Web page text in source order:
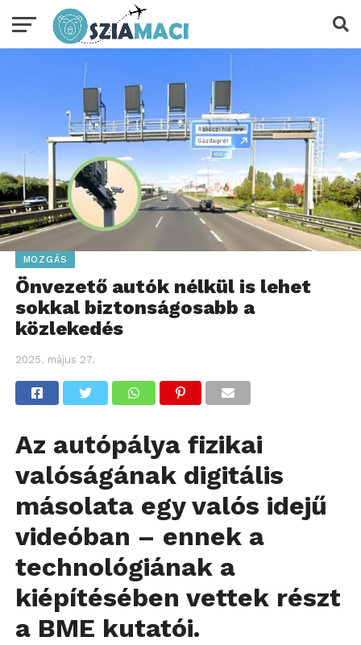
MOZGÁS
Önvezető autók nélkül is lehet
sokkal biztonságosabb a
közlekedés
2025. május 27.
Az autópálya fizikai
valóságának digitális
másolata egy valós idejű
videóban – ennek a
technológiának a
kiépítésében vettek részt
a BME kutatói.